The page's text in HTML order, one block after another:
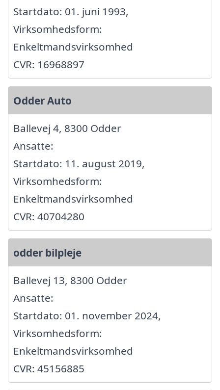
Startdato: 01. juni 1993,
Virksomhedsform:
Enkeltmandsvirksomhed
CVR: 16968897
Odder Auto
Ballevej 4, 8300 Odder
Ansatte:
Startdato: 11. august 2019,
Virksomhedsform:
Enkeltmandsvirksomhed
CVR: 40704280
odder bilpleje
Ballevej 13, 8300 Odder
Ansatte:
Startdato: 01. november 2024,
Virksomhedsform:
Enkeltmandsvirksomhed
CVR: 45156885